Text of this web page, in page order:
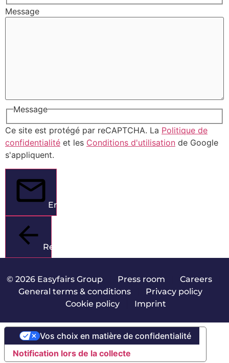
Message
Message
Ce site est protégé par reCAPTCHA. La Politique de
confidentialité et les Conditions d'utilisation de Google
s'appliquent.
Envoyer
Retour
© 2026 Easyfairs Group| Press room Careers|
General terms & conditions| Privacy policy|
Cookie policy| Imprint
Notification lors de la collecte
Vos choix en matière de confidentialité